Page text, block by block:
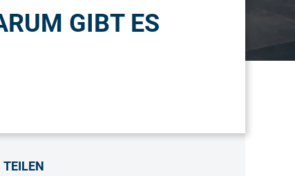
GIBT ES
TEILEN